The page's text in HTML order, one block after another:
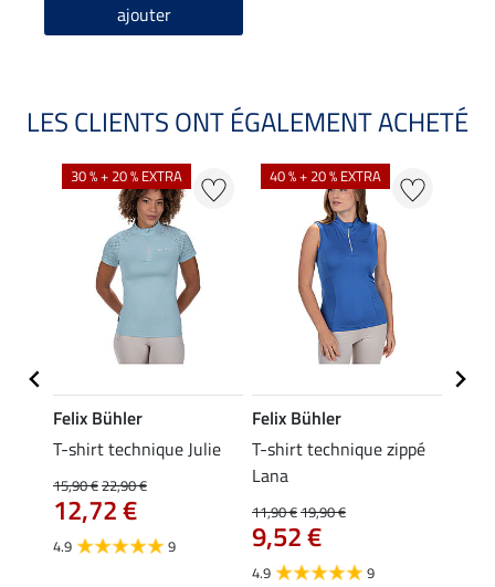
ajouter
LES CLIENTS ONT ÉGALEMENT ACHETÉ
30 % + 20 % EXTRA
Felix Bühler
T-shirt technique Julie
15,90 €22,90 €
12,72 €
4.9 9
40 % + 20 % EXTRA
Felix Bühler
T-shirt technique zippé
Lana
11,90 €19,90 €
9,52 €
4.9 9